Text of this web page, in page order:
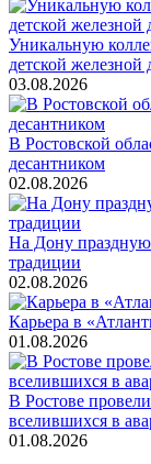
Уникальную
детской железной
03.08.2026
В Ростовской
десантником
02.08.2026
На Дону
традиции
02.08.2026
Карьера в
01.08.2026
В Ростове
вселившихся в
01.08.2026